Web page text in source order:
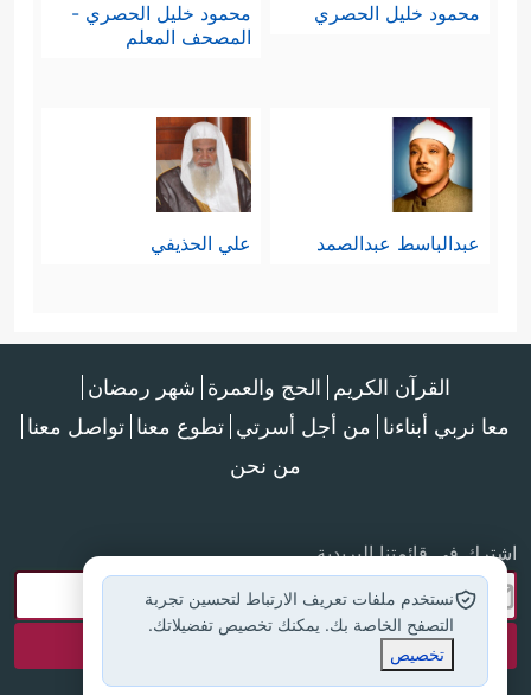
محمود خليل الحصري
محمود خليل الحصري -
المصحف المعلم
عبدالباسط عبدالصمد علي الحذيفي
القرآن الكريم الحج والعمرة شهر رمضان
معا نربي أبناءنا من أجل أسرتي تطوع معنا تواصل معنا
من نحن
اشترك في قائمتنا البريدية
نستخدم ملفات تعريف الارتباط لتحسين تجربة
التصفح الخاصة بك. يمكنك تخصيص تفضيلاتك.
تخصيص